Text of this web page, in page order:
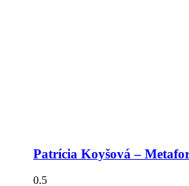
Patrícia Koyšová –